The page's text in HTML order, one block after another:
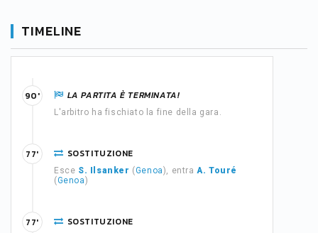
TIMELINE
LA PARTITA È TERMINATA!
L'arbitro ha fischiato la fine della gara.
90'
SOSTITUZIONE
Esce S. Ilsanker (Genoa), entraA. Touré
(Genoa)
77'
SOSTITUZIONE
77'